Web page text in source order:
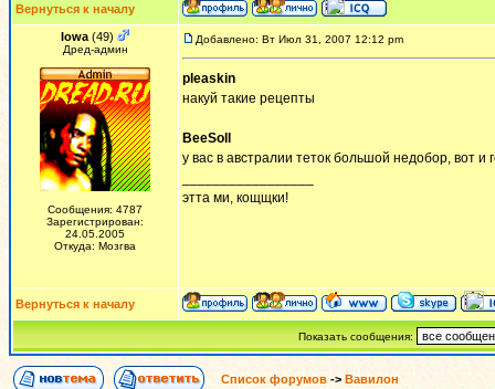
Вернуться к началу
Iowa (49)
Дред-админ
Сообщения: 4787
Зарегистрирован:
24.05.2005
Откуда: Мозгва
Добавлено: Вт Июл 31, 2007 12:12 pm
pleaskin
накуй такие рецепты
BeeSoll
у вас в австралии теток большой недобор, вот и
этта ми, кощщки!
Вернуться к началу
Показать сообщения:
Список форумов -> Вавилон